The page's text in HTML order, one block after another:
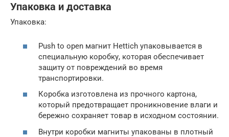
Упаковка и доставка
Упаковка:
Push to open магнит Hettich упаковывается в
специальную коробку, которая обеспечивает
защиту от повреждений во время
транспортировки.
Коробка изготовлена из прочного картона,
который предотвращает проникновение влаги и
бережно сохраняет товар в исходном состоянии.
Внутри коробки магниты упакованы в плотный